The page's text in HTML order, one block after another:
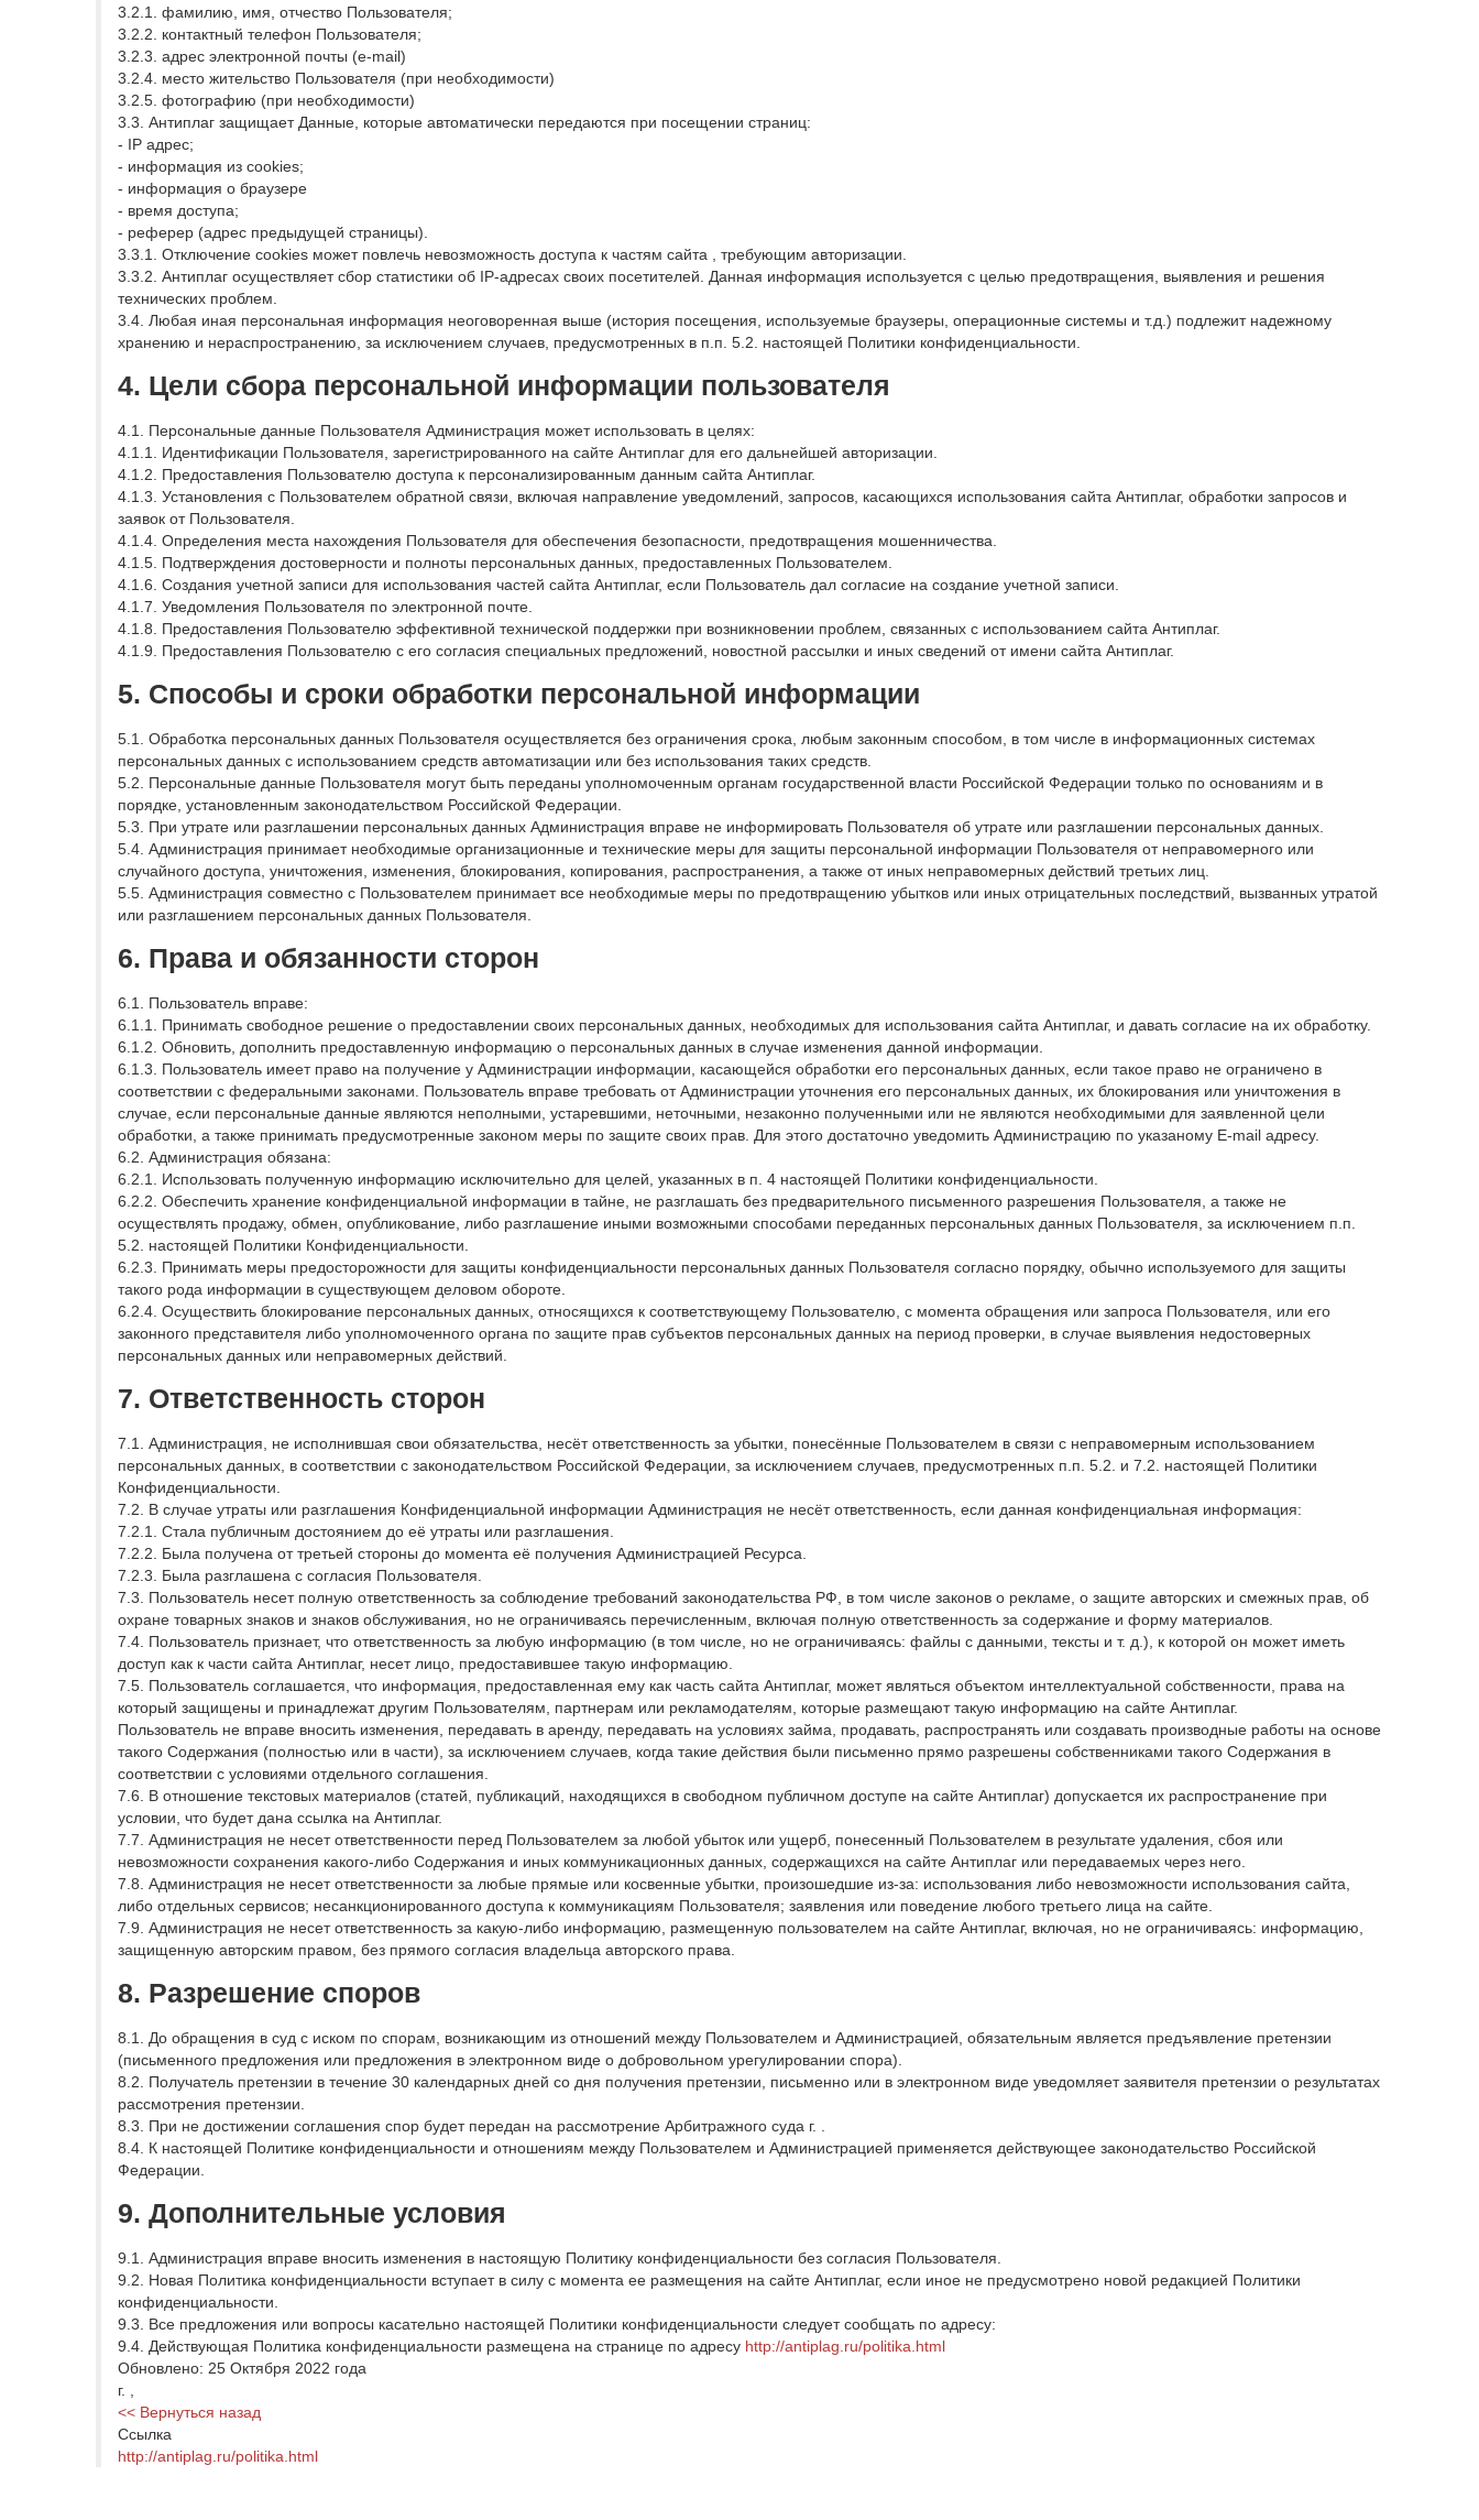
3.2.1. фамилию, имя, отчество Пользователя;
3.2.2. контактный телефон Пользователя;
3.2.3. адрес электронной почты (e-mail)
3.2.4. место жительство Пользователя (при необходимости)
3.2.5. фотографию (при необходимости)
3.3. Антиплаг защищает Данные, которые автоматически передаются при посещении страниц:
- IP адрес;
- информация из cookies;
- информация о браузере
- время доступа;
- реферер (адрес предыдущей страницы).
3.3.1. Отключение cookies может повлечь невозможность доступа к частям сайта , требующим авторизации.
3.3.2. Антиплаг осуществляет сбор статистики об IP-адресах своих посетителей. Данная информация используется с целью предотвращения, выявления и решения
технических проблем.
3.4. Любая иная персональная информация неоговоренная выше (история посещения, используемые браузеры, операционные системы и т.д.) подлежит надежному
хранению и нераспространению, за исключением случаев, предусмотренных в п.п. 5.2. настоящей Политики конфиденциальности.
4. Цели сбора персональной информации пользователя
4.1. Персональные данные Пользователя Администрация может использовать в целях:
4.1.1. Идентификации Пользователя, зарегистрированного на сайте Антиплаг для его дальнейшей авторизации.
4.1.2. Предоставления Пользователю доступа к персонализированным данным сайта Антиплаг.
4.1.3. Установления с Пользователем обратной связи, включая направление уведомлений, запросов, касающихся использования сайта Антиплаг, обработки запросов и
заявок от Пользователя.
4.1.4. Определения места нахождения Пользователя для обеспечения безопасности, предотвращения мошенничества.
4.1.5. Подтверждения достоверности и полноты персональных данных, предоставленных Пользователем.
4.1.6. Создания учетной записи для использования частей сайта Антиплаг, если Пользователь дал согласие на создание учетной записи.
4.1.7. Уведомления Пользователя по электронной почте.
4.1.8. Предоставления Пользователю эффективной технической поддержки при возникновении проблем, связанных с использованием сайта Антиплаг.
4.1.9. Предоставления Пользователю с его согласия специальных предложений, новостной рассылки и иных сведений от имени сайта Антиплаг.
5. Способы и сроки обработки персональной информации
5.1. Обработка персональных данных Пользователя осуществляется без ограничения срока, любым законным способом, в том числе в информационных системах
персональных данных с использованием средств автоматизации или без использования таких средств.
5.2. Персональные данные Пользователя могут быть переданы уполномоченным органам государственной власти Российской Федерации только по основаниям и в
порядке, установленным законодательством Российской Федерации.
5.3. При утрате или разглашении персональных данных Администрация вправе не информировать Пользователя об утрате или разглашении персональных данных.
5.4. Администрация принимает необходимые организационные и технические меры для защиты персональной информации Пользователя от неправомерного или
случайного доступа, уничтожения, изменения, блокирования, копирования, распространения, а также от иных неправомерных действий третьих лиц.
5.5. Администрация совместно с Пользователем принимает все необходимые меры по предотвращению убытков или иных отрицательных последствий, вызванных утратой
или разглашением персональных данных Пользователя.
6. Права и обязанности сторон
6.1. Пользователь вправе:
6.1.1. Принимать свободное решение о предоставлении своих персональных данных, необходимых для использования сайта Антиплаг, и давать согласие на их обработку.
6.1.2. Обновить, дополнить предоставленную информацию о персональных данных в случае изменения данной информации.
6.1.3. Пользователь имеет право на получение у Администрации информации, касающейся обработки его персональных данных, если такое право не ограничено в
соответствии с федеральными законами. Пользователь вправе требовать от Администрации уточнения его персональных данных, их блокирования или уничтожения в
случае, если персональные данные являются неполными, устаревшими, неточными, незаконно полученными или не являются необходимыми для заявленной цели
обработки, а также принимать предусмотренные законом меры по защите своих прав. Для этого достаточно уведомить Администрацию по указаному E-mail адресу.
6.2. Администрация обязана:
6.2.1. Использовать полученную информацию исключительно для целей, указанных в п. 4 настоящей Политики конфиденциальности.
6.2.2. Обеспечить хранение конфиденциальной информации в тайне, не разглашать без предварительного письменного разрешения Пользователя, а также не
осуществлять продажу, обмен, опубликование, либо разглашение иными возможными способами переданных персональных данных Пользователя, за исключением п.п.
5.2. настоящей Политики Конфиденциальности.
6.2.3. Принимать меры предосторожности для защиты конфиденциальности персональных данных Пользователя согласно порядку, обычно используемого для защиты
такого рода информации в существующем деловом обороте.
6.2.4. Осуществить блокирование персональных данных, относящихся к соответствующему Пользователю, с момента обращения или запроса Пользователя, или его
законного представителя либо уполномоченного органа по защите прав субъектов персональных данных на период проверки, в случае выявления недостоверных
персональных данных или неправомерных действий.
7. Ответственность сторон
7.1. Администрация, не исполнившая свои обязательства, несёт ответственность за убытки, понесённые Пользователем в связи с неправомерным использованием
персональных данных, в соответствии с законодательством Российской Федерации, за исключением случаев, предусмотренных п.п. 5.2. и 7.2. настоящей Политики
Конфиденциальности.
7.2. В случае утраты или разглашения Конфиденциальной информации Администрация не несёт ответственность, если данная конфиденциальная информация:
7.2.1. Стала публичным достоянием до её утраты или разглашения.
7.2.2. Была получена от третьей стороны до момента её получения Администрацией Ресурса.
7.2.3. Была разглашена с согласия Пользователя.
7.3. Пользователь несет полную ответственность за соблюдение требований законодательства РФ, в том числе законов о рекламе, о защите авторских и смежных прав, об
охране товарных знаков и знаков обслуживания, но не ограничиваясь перечисленным, включая полную ответственность за содержание и форму материалов.
7.4. Пользователь признает, что ответственность за любую информацию (в том числе, но не ограничиваясь: файлы с данными, тексты и т. д.), к которой он может иметь
доступ как к части сайта Антиплаг, несет лицо, предоставившее такую информацию.
7.5. Пользователь соглашается, что информация, предоставленная ему как часть сайта Антиплаг, может являться объектом интеллектуальной собственности, права на
который защищены и принадлежат другим Пользователям, партнерам или рекламодателям, которые размещают такую информацию на сайте Антиплаг.
Пользователь не вправе вносить изменения, передавать в аренду, передавать на условиях займа, продавать, распространять или создавать производные работы на основе
такого Содержания (полностью или в части), за исключением случаев, когда такие действия были письменно прямо разрешены собственниками такого Содержания в
соответствии с условиями отдельного соглашения.
7.6. В отношение текстовых материалов (статей, публикаций, находящихся в свободном публичном доступе на сайте Антиплаг) допускается их распространение при
условии, что будет дана ссылка на Антиплаг.
7.7. Администрация не несет ответственности перед Пользователем за любой убыток или ущерб, понесенный Пользователем в результате удаления, сбоя или
невозможности сохранения какого-либо Содержания и иных коммуникационных данных, содержащихся на сайте Антиплаг или передаваемых через него.
7.8. Администрация не несет ответственности за любые прямые или косвенные убытки, произошедшие из-за: использования либо невозможности использования сайта,
либо отдельных сервисов; несанкционированного доступа к коммуникациям Пользователя; заявления или поведение любого третьего лица на сайте.
7.9. Администрация не несет ответственность за какую-либо информацию, размещенную пользователем на сайте Антиплаг, включая, но не ограничиваясь: информацию,
защищенную авторским правом, без прямого согласия владельца авторского права.
8. Разрешение споров
8.1. До обращения в суд с иском по спорам, возникающим из отношений между Пользователем и Администрацией, обязательным является предъявление претензии
(письменного предложения или предложения в электронном виде о добровольном урегулировании спора).
8.2. Получатель претензии в течение 30 календарных дней со дня получения претензии, письменно или в электронном виде уведомляет заявителя претензии о результатах
рассмотрения претензии.
8.3. При не достижении соглашения спор будет передан на рассмотрение Арбитражного суда г. .
8.4. К настоящей Политике конфиденциальности и отношениям между Пользователем и Администрацией применяется действующее законодательство Российской
Федерации.
9. Дополнительные условия
9.1. Администрация вправе вносить изменения в настоящую Политику конфиденциальности без согласия Пользователя.
9.2. Новая Политика конфиденциальности вступает в силу с момента ее размещения на сайте Антиплаг, если иное не предусмотрено новой редакцией Политики
конфиденциальности.
9.3. Все предложения или вопросы касательно настоящей Политики конфиденциальности следует сообщать по адресу:
9.4. Действующая Политика конфиденциальности размещена на странице по адресу http://antiplag.ru/politika.html
Обновлено: 25 Октября 2022 года
г. ,
<< Вернуться назад
Ссылка
http://antiplag.ru/politika.html